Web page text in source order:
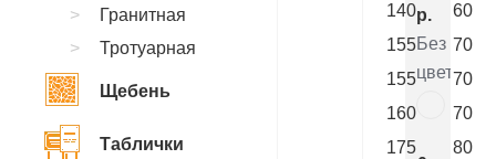
140
60
155
70
155
70
160
70
175
80
р.
Без
цветника
Гранитная
Тротуарная
Щебень
Таблички